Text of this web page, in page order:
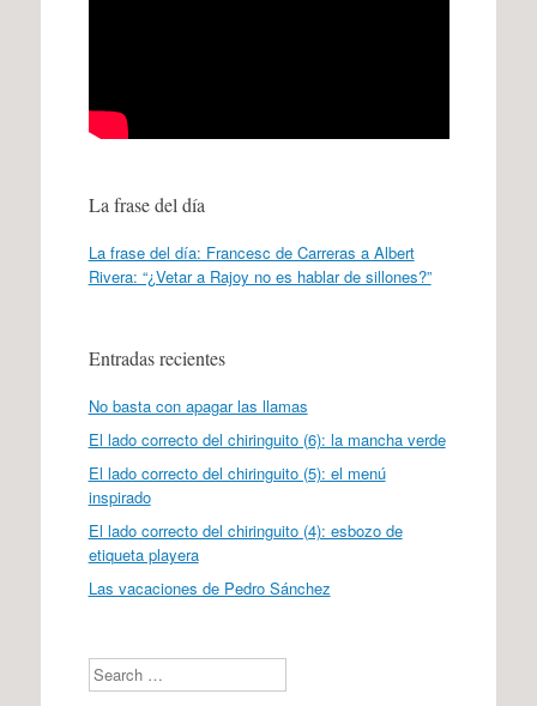
La frase del día
La frase del día: Francesc de Carreras a Albert
Rivera: “¿Vetar a Rajoy no es hablar de sillones?”
Entradas recientes
No basta con apagar las llamas
El lado correcto del chiringuito (6): la mancha verde
El lado correcto del chiringuito (5): el menú
inspirado
El lado correcto del chiringuito (4): esbozo de
etiqueta playera
Las vacaciones de Pedro Sánchez
Search